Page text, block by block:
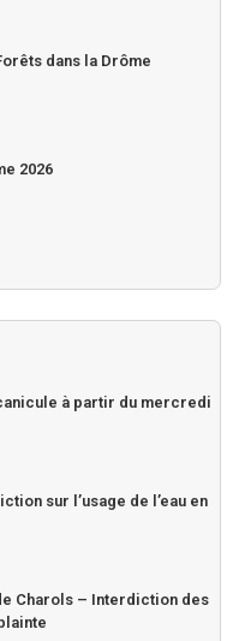
dans la Drôme
2026
à partir du mercredi
sur l’usage de l’eau en
Charols – Interdiction des